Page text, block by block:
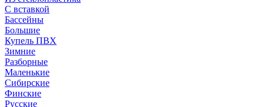
С вставкой
Бассейны
Большие
Купель ПВХ
Зимние
Разборные
Маленькие
Сибирские
Финские
Русские